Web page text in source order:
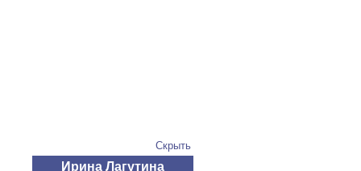
Скрыть
Ирина Лагутина